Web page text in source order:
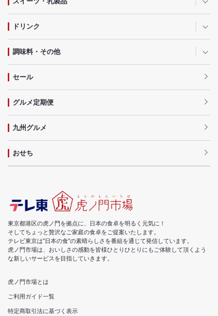
ドリンク
調味料・その他
セール
グルメ定期便
九州グルメ
おせち
東京都港区の虎ノ門を拠点に、日本の食卓を明るく元気に！
そしてちょっと贅沢なご家庭の食卓をご提案いたします。
テレビ東京は"日本の食"の素晴らしさを番組を通じて発信しています。
虎ノ門市場は、おいしさの感動を皆様ひとりひとりにもご体験して頂くよう
な新しいサービスを目指していきます。
虎ノ門市場とは
ご利用ガイド一覧
特定商取引法に基づく表示